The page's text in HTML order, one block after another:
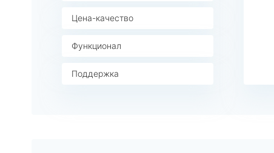
Цена-качество
Функционал
Поддержка